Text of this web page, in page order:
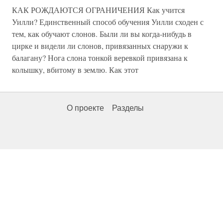
КАК РОЖДАЮТСЯ ОГРАНИЧЕНИЯ Как учится
Уилли? Единственный способ обучения Уилли сходен с
тем, как обучают слонов. Были ли вы когда-нибудь в
цирке и видели ли слонов, привязанных снаружи к
балагану? Нога слона тонкой веревкой привязана к
колышку, вбитому в землю. Как этот
О проекте Разделы